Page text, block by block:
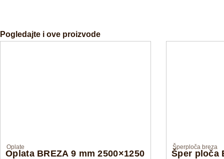
Pogledajte i ove proizvode
Oplate
Oplata BREZA 9 mm 2500×1250
Šperploča breza
Šper ploča